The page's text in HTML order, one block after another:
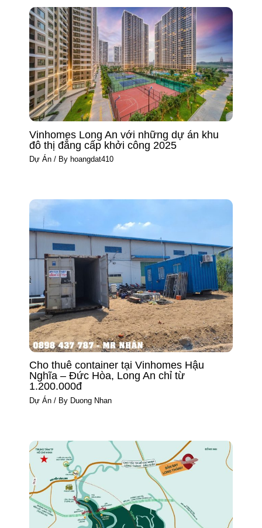
Vinhomes Long An với những dự án khu
đô thị đẳng cấp khởi công 2025
Dự Án / By hoangdat410
Cho thuê container tại Vinhomes Hậu
Nghĩa – Đức Hòa, Long An chỉ từ
1.200.000đ
Dự Án / By Duong Nhan